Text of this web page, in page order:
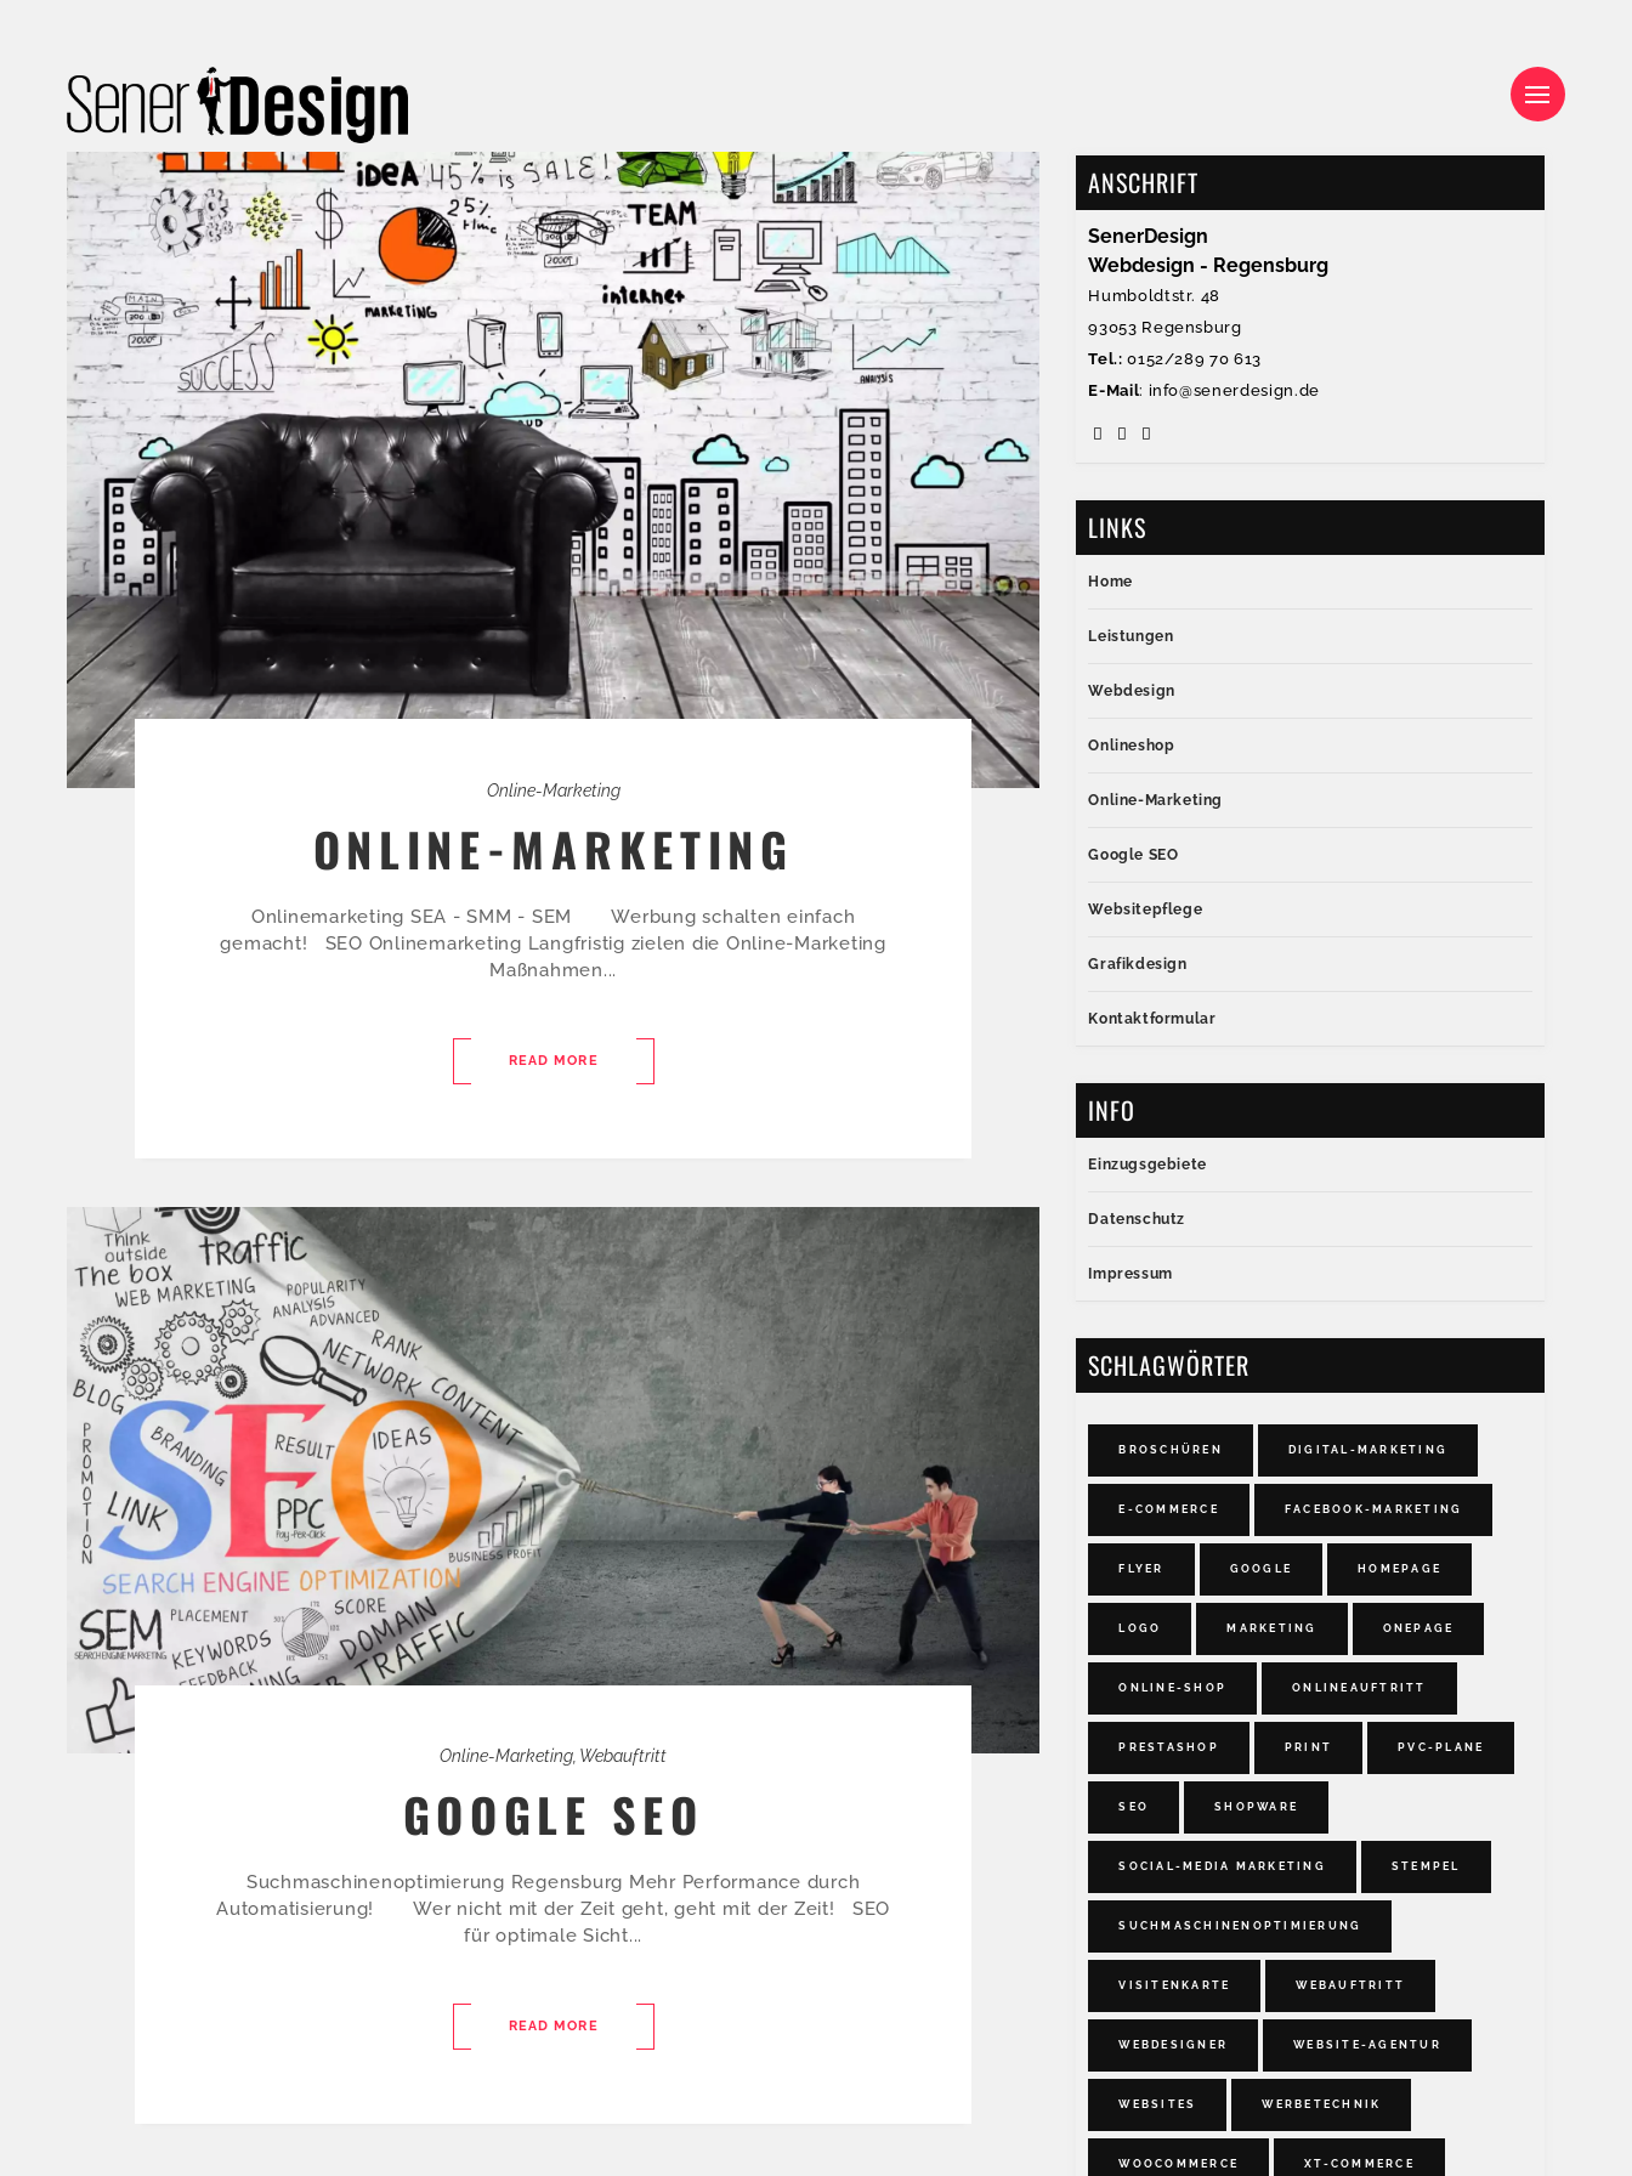
Online-Marketing
ONLINE-MARKETING
Onlinemarketing SEA - SMM - SEM Werbung schalten einfach
gemacht! SEO Onlinemarketing Langfristig zielen die Online-Marketing
Maßnahmen...
READ MORE
Online-Marketing, Webauftritt
GOOGLE SEO
Suchmaschinenoptimierung Regensburg Mehr Performance durch
Automatisierung! Wer nicht mit der Zeit geht, geht mit der Zeit! SEO
für optimale Sicht...
READ MORE
ANSCHRIFT
SenerDesign
Webdesign - Regensburg
Humboldtstr. 48
93053 Regensburg
Tel.: 0152/289 70 613
E-Mail: info@senerdesign.de
LINKS
Home
Leistungen
Webdesign
Onlineshop
Online-Marketing
Google SEO
Websitepflege
Grafikdesign
Kontaktformular
INFO
Einzugsgebiete
Datenschutz
Impressum
SCHLAGWÖRTER
BROSCHÜREN DIGITAL-MARKETING
E-COMMERCE FACEBOOK-MARKETING
FLYER GOOGLE HOMEPAGE
LOGO MARKETING ONEPAGE
ONLINE-SHOP ONLINEAUFTRITT
PRESTASHOP PRINT PVC-PLANE
SEO SHOPWARE
SOCIAL-MEDIA MARKETING STEMPEL
SUCHMASCHINENOPTIMIERUNG
VISITENKARTE WEBAUFTRITT
WEBDESIGNER WEBSITE-AGENTUR
WEBSITES WERBETECHNIK
WOOCOMMERCE XT-COMMERCE